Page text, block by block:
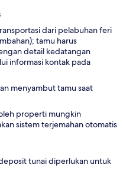
dari pelabuhan feri
tamu harus
detail kedatangan
informasi kontak pada
menyambut tamu saat
properti mungkin
sistem terjemahan otomatis
tunai diperlukan untuk